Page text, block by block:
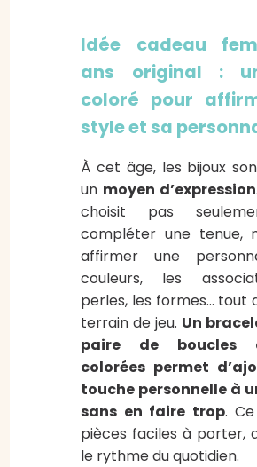
Idée cadeau
ans original :
coloré pour
style et sa
À cet âge, les bijoux
un moyen d’expression
choisit pas
compléter une tenue,
affirmer une
couleurs, les
perles, les formes… tout
terrain de jeu. Un
paire de boucles
colorées permet
touche personnelle à
sans en faire trop.
pièces faciles à porter,
le rythme du quotidien.